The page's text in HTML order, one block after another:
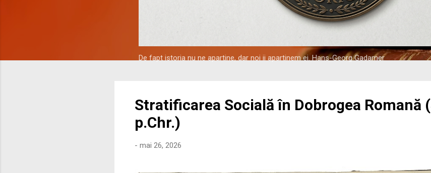
De fapt istoria nu ne apartine, dar noi ii apartinem ei. Hans-Georg Gadamer
Stratificarea Socială în Dobrogea Romană
p.Chr.)
- mai 26, 2026